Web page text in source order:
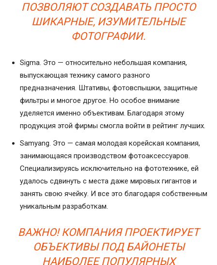
ПОЗВОЛЯЮТ СОЗДАВАТЬ ПРОСТО
ШИКАРНЫЕ, ИЗУМИТЕЛЬНЫЕ
ФОТОГРАФИИ.
Sigma. Это — относительно небольшая компания,
выпускающая технику самого разного
предназначения. Штативы, фотовспышки, защитные
фильтры и многое другое. Но особое внимание
уделяется именно объективам. Благодаря этому
продукция этой фирмы смогла войти в рейтинг лучших.
Samyang. Это — самая молодая корейская компания,
занимающаяся производством фотоаксессуаров.
Специализируясь исключительно на фототехнике, ей
удалось сдвинуть с места даже мировых гигантов и
занять свою ячейку. И все это благодаря собственным
уникальным разработкам.
ВАЖНО! КОМПАНИЯ ПРОЕКТИРУЕТ
ОБЪЕКТИВЫ ПОД БАЙОНЕТЫ
НАИБОЛЕЕ ПОПУЛЯРНЫХ